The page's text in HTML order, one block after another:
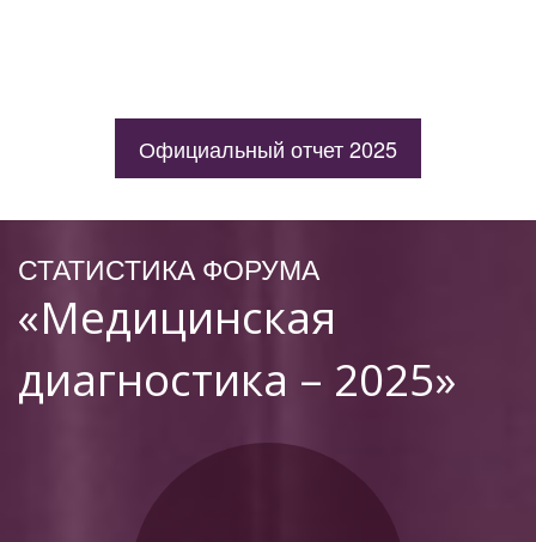
Официальный отчет 2025
СТАТИСТИКА ФОРУМА
«Медицинская
диагностика – 2025»